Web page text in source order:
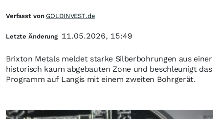
Brixton Metals meldet starke Silberbohrungen aus einer
historisch kaum abgebauten Zone und beschleunigt das
Programm auf Langis mit einem zweiten Bohrgerät.
Verfasst von GOLDINVEST.de
Letzte Änderung 11.05.2026, 15:49